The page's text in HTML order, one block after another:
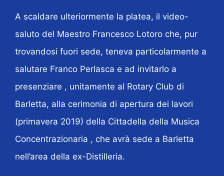
A scaldare ulteriormente la platea, il video-
saluto del Maestro Francesco Lotoro che, pur
trovandosi fuori sede, teneva particolarmente a
salutare Franco Perlasca e ad invitarlo a
presenziare , unitamente al Rotary Club di
Barletta, alla cerimonia di apertura dei lavori
(primavera 2019) della Cittadella della Musica
Concentrazionaria , che avrà sede a Barletta
nell’area della ex-Distilleria.